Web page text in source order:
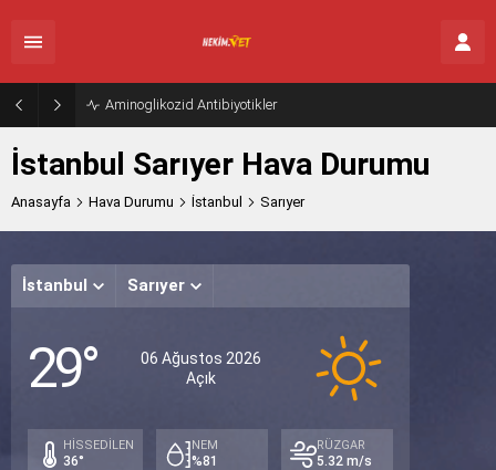
Aminoglikozid Antibiyotikler
İstanbul Sarıyer Hava Durumu
Anasayfa Hava Durumu İstanbul Sarıyer
İstanbul Sarıyer
29°
06 Ağustos 2026
Açık
HİSSEDİLEN
36°
NEM
%81
RÜZGAR
5.32 m/s